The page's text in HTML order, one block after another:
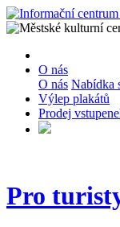
O nás
O nás Nabídka
Výlep plakátů
Prodej
Pro